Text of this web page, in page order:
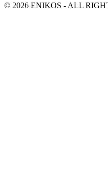
© 2026 ENIKOS - ALL